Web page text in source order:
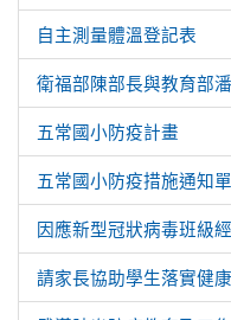
自主測量體溫登記表
衛福部陳部長與教育部
五常國小防疫計畫
五常國小防疫措施通知單
因應新型冠狀病毒班級
請家長協助學生落實健